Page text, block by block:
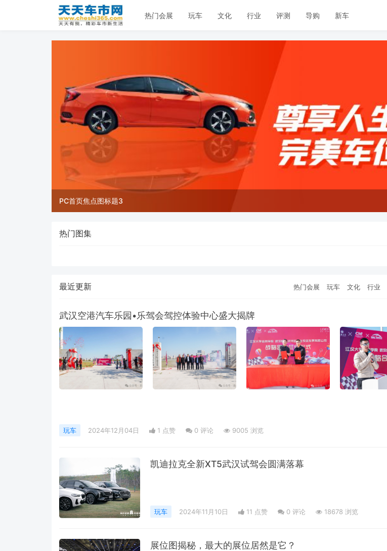
热门会展 玩车 文化 行业 评测 导购 新车
PC首页焦点图标题3
热门图集
最近更新 热门会展 玩车 文化 行业
武汉空港汽车乐园•乐驾会驾控体验中心盛大揭牌
玩车 2024年12月04日 1 点赞 0 评论 9005 浏览
凯迪拉克全新XT5武汉试驾会圆满落幕
玩车 2024年11月10日 11 点赞 0 评论 18678 浏览
展位图揭秘，最大的展位居然是它？